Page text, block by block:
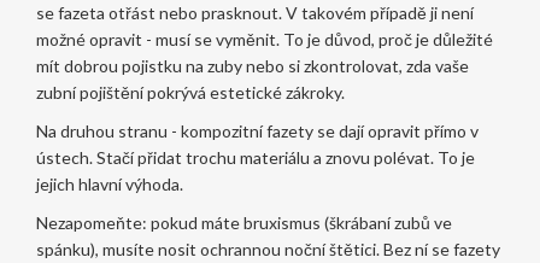
se fazeta otřást nebo prasknout. V takovém případě ji není
možné opravit - musí se vyměnit. To je důvod, proč je důležité
mít dobrou pojistku na zuby nebo si zkontrolovat, zda vaše
zubní pojištění pokrývá estetické zákroky.
Na druhou stranu - kompozitní fazety se dají opravit přímo v
ústech. Stačí přidat trochu materiálu a znovu polévat. To je
jejich hlavní výhoda.
Nezapomeňte: pokud máte bruxismus (škrábaní zubů ve
spánku), musíte nosit ochrannou noční štětici. Bez ní se fazety